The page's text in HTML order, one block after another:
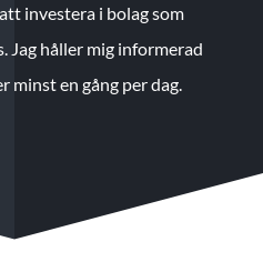
investera i bolag som
Jag håller mig informerad
minst en gång per dag.